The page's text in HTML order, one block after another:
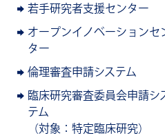
若手研究者支援センター
オープンイノベーションセ
ター
倫理審査申請システム
臨床研究審査委員会申請シ
テム
（対象：特定臨床研究）